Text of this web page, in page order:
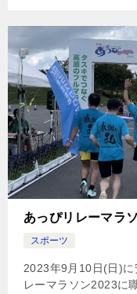
あっぴリレーマラ
スポーツ
2023年9月10日(日)に
レーマラソン2023に